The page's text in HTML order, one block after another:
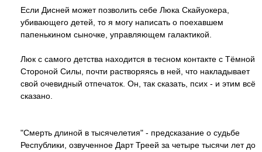
Если Дисней может позволить себе Люка Скайуокера,
убивающего детей, то я могу написать о поехавшем
папенькином сыночке, управляющем галактикой.
Люк с самого детства находится в тесном контакте с Тёмной
Стороной Силы, почти растворяясь в ней, что накладывает
свой очевидный отпечаток. Он, так сказать, псих - и этим всё
сказано.
"Смерть длиной в тысячелетия" - предсказание о судьбе
Республики, озвученное Дарт Треей за четыре тысячи лет до